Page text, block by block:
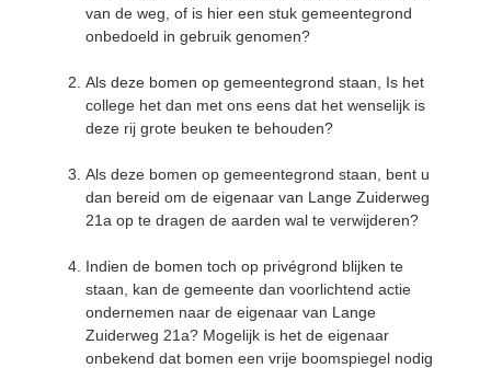
van de weg, of is hier een stuk gemeentegrond
onbedoeld in gebruik genomen?
Als deze bomen op gemeentegrond staan, Is het
college het dan met ons eens dat het wenselijk is
deze rij grote beuken te behouden?
Als deze bomen op gemeentegrond staan, bent u
dan bereid om de eigenaar van Lange Zuiderweg
21a op te dragen de aarden wal te verwijderen?
Indien de bomen toch op privégrond blijken te
staan, kan de gemeente dan voorlichtend actie
ondernemen naar de eigenaar van Lange
Zuiderweg 21a? Mogelijk is het de eigenaar
onbekend dat bomen een vrije boomspiegel nodig